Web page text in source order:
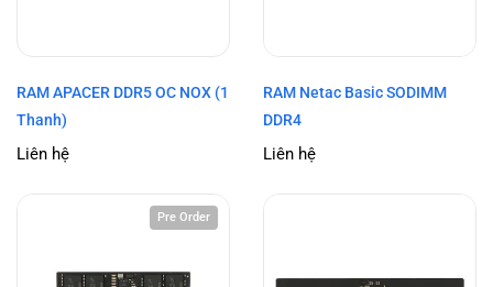
RAM APACER DDR5 OC NOX (1
Thanh)
Liên hệ
RAM Netac Basic SODIMM
DDR4
Liên hệ
Pre Order